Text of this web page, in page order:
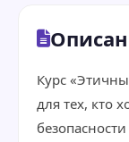
Курс
для тех, кто